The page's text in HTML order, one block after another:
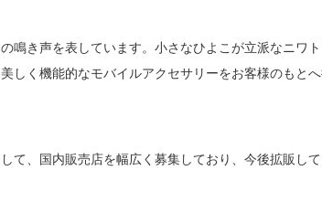
鳴き声を表しています。小さなひよこが立派なニワ
しく機能的なモバイルアクセサリーをお客様のもと
、国内販売店を幅広く募集しており、今後拡販して